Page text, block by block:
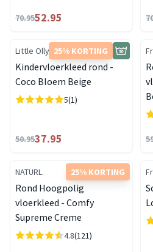
70.9552.95
25% KORTING
Little Olly
Kindervloerkleed rond -
Coco Bloem Beige
5(1)
50.9537.95
25% KORTING
NATURL.
Rond Hoogpolig
vloerkleed - Comfy
Supreme Creme
4.8(121)